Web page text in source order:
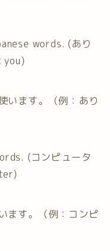
words. (あり
you)
います。（例：あり
(コンピュータ
ます。（例：コンピ